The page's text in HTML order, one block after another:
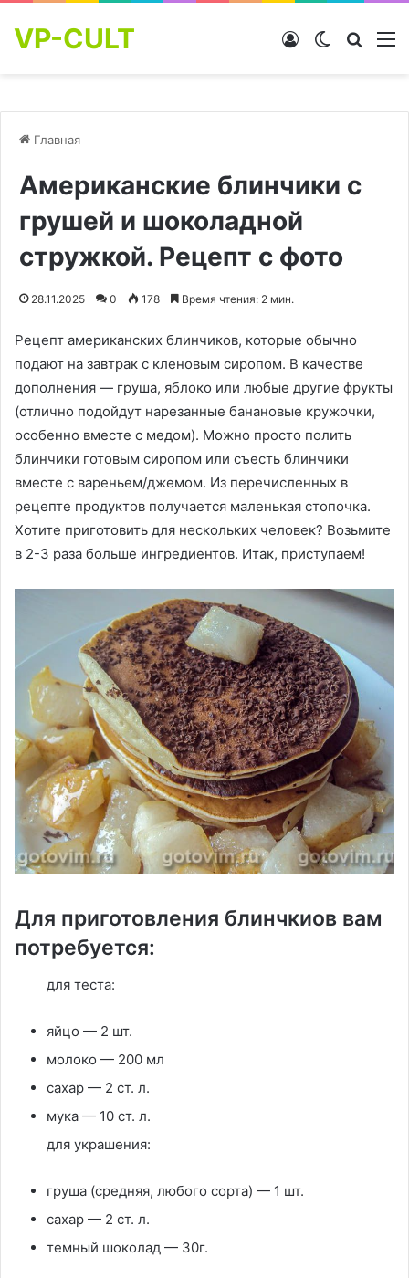
VP-CULT Switch skin
Войти
Главная
Американские блинчики с
грушей и шоколадной
стружкой. Рецепт с фото
28.11.2025 0 178 Время чтения: 2 мин.
Рецепт американских блинчиков, которые обычно
подают на завтрак с кленовым сиропом. В качестве
дополнения — груша, яблоко или любые другие фрукты
(отлично подойдут нарезанные банановые кружочки,
особенно вместе с медом). Можно просто полить
блинчики готовым сиропом или съесть блинчики
вместе с вареньем/джемом. Из перечисленных в
рецепте продуктов получается маленькая стопочка.
Хотите приготовить для нескольких человек? Возьмите
в 2-3 раза больше ингредиентов. Итак, приступаем!
Для приготовления блинчкиов вам
потребуется:
для теста:
яйцо — 2 шт.
молоко — 200 мл
сахар — 2 ст. л.
мука — 10 ст. л.
для украшения:
груша (средняя, любого сорта) — 1 шт.
сахар — 2 ст. л.
темный шоколад — 30г.